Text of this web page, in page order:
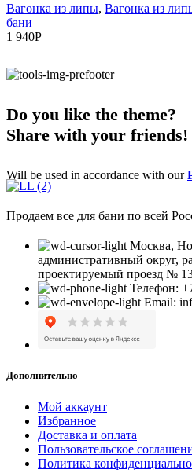
Вагонка из липы, Вагонка из
бани
1 940Р
Do you like the theme?
Share with your friends!
Will be used in accordance with our
Продаем все для бани по всей
Москва,
административный округ,
проектируемый проезд №
Телефон:
Email:
Дополнительно
Мой аккаунт
Избранное
Доставка и оплата
Пользовательское
Политика